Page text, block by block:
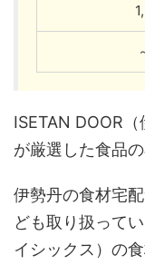
ISETAN DOOR
が厳選した食品
伊勢丹の食材宅
ども取り扱って
イシックス）の